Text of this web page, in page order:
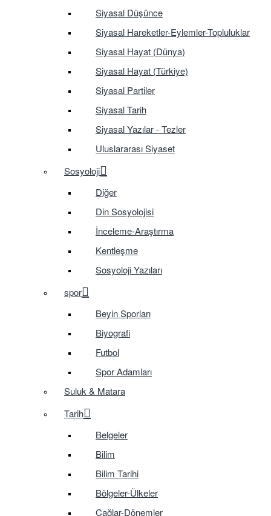
Siyasal Düşünce
Siyasal Hareketler-Eylemler-Topluluklar
Siyasal Hayat (Dünya)
Siyasal Hayat (Türkiye)
Siyasal Partiler
Siyasal Tarih
Siyasal Yazılar - Tezler
Uluslararası Siyaset
Sosyoloji
Diğer
Din Sosyolojisi
İnceleme-Araştırma
Kentleşme
Sosyoloji Yazıları
spor
Beyin Sporları
Biyografi
Futbol
Spor Adamları
Suluk & Matara
Tarih
Belgeler
Bilim
Bilim Tarihi
Bölgeler-Ülkeler
Çağlar-Dönemler